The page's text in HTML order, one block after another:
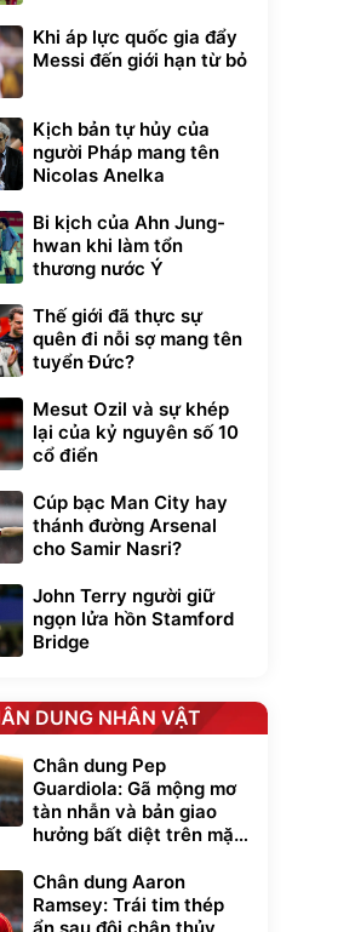
Cấp
Lót ghế ôtô, nâng
giúp thoải mái
trong di chuyển
295.000đ
Đã bán nhiều
Khi áp lực quốc gia đẩy
Messi đến giới hạn từ bỏ
Kịch bản tự hủy của
người Pháp mang tên
Nicolas Anelka
Bi kịch của Ahn Jung-
hwan khi làm tổn
thương nước Ý
Thế giới đã thực sự
quên đi nỗi sợ mang tên
tuyển Đức?
Mesut Ozil và sự khép
lại của kỷ nguyên số 10
cổ điển
Cúp bạc Man City hay
thánh đường Arsenal
cho Samir Nasri?
John Terry người giữ
ngọn lửa hồn Stamford
Bridge
DUNG NHÂN VẬT
Chân dung Pep
Guardiola: Gã mộng mơ
tàn nhẫn và bản giao
hưởng bất diệt trên mặt
Chân dung Aaron
Ramsey: Trái tim thép